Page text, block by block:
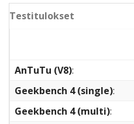
Testitulokset
AnTuTu (V8):
Geekbench 4 (single):
Geekbench 4 (multi):